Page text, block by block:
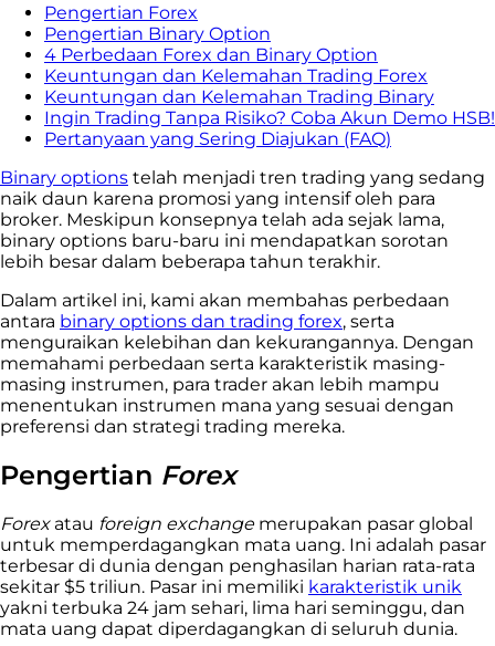
Pengertian Forex
Pengertian Binary Option
4 Perbedaan Forex dan Binary Option
Keuntungan dan Kelemahan Trading Forex
Keuntungan dan Kelemahan Trading Binary
Ingin Trading Tanpa Risiko? Coba Akun Demo HSB!
Pertanyaan yang Sering Diajukan (FAQ)
Binary options telah menjadi tren trading yang sedang
naik daun karena promosi yang intensif oleh para
broker. Meskipun konsepnya telah ada sejak lama,
binary options baru-baru ini mendapatkan sorotan
lebih besar dalam beberapa tahun terakhir.
Dalam artikel ini, kami akan membahas perbedaan
antara binary options dan trading forex, serta
menguraikan kelebihan dan kekurangannya. Dengan
memahami perbedaan serta karakteristik masing-
masing instrumen, para trader akan lebih mampu
menentukan instrumen mana yang sesuai dengan
preferensi dan strategi trading mereka.
Pengertian Forex
Forexatau foreign exchangemerupakan pasar global
untuk memperdagangkan mata uang. Ini adalah pasar
terbesar di dunia dengan penghasilan harian rata-rata
sekitar $5 triliun. Pasar ini memiliki karakteristik unik
yakni terbuka 24 jam sehari, lima hari seminggu, dan
mata uang dapat diperdagangkan di seluruh dunia.